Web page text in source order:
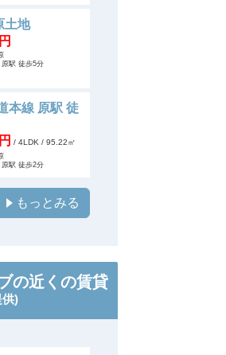
土地
駅 徒歩5分
本線 原駅 徒
/ 4LDK/ 95.22㎡
駅 徒歩2分
もっとみる
の近くの賃貸
)